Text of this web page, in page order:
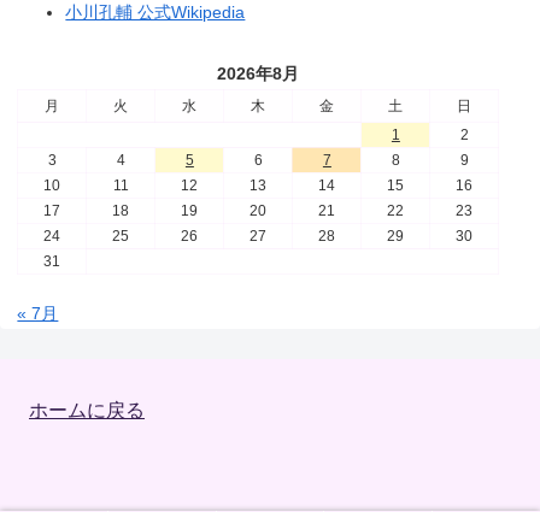
小川孔輔 公式Wikipedia
2026年8月
月 火 水 木 金 土
日
1
2
3
4 5 6 7 8
9
10
11 12 13 14 15
16
17
18 19 20 21 22
23
24
25 26 27 28 29
30
31
« 7月
ホームに戻る